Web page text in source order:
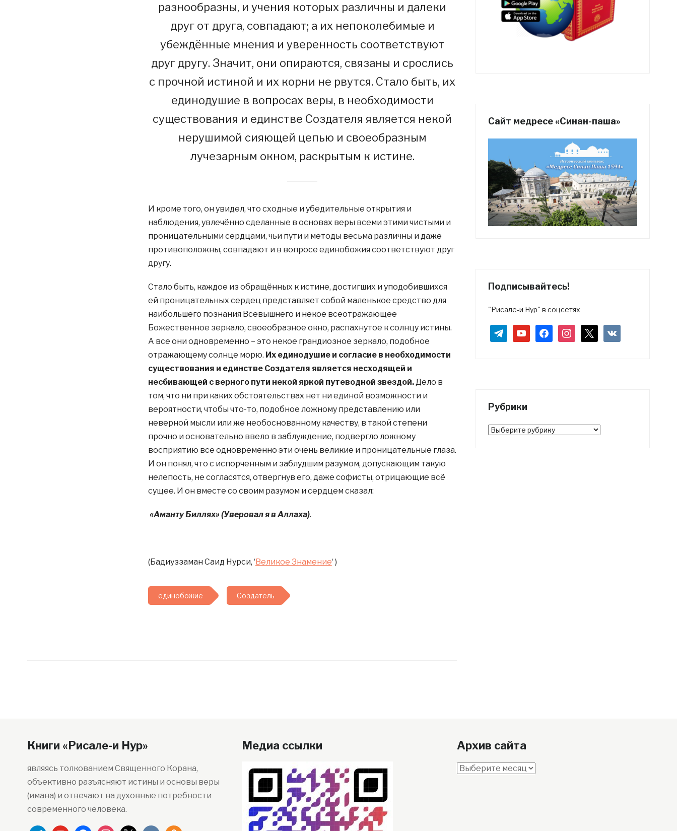
разнообразны, и учения которых различны и далеки
друг от друга, совпадают; а их непоколебимые и
убеждённые мнения и уверенность соответствуют
друг другу. Значит, они опираются, связаны и срослись
с прочной истиной и их корни не рвутся. Стало быть, их
единодушие в вопросах веры, в необходимости
существования и единстве Создателя является некой
нерушимой сияющей цепью и своеобразным
лучезарным окном, раскрытым к истине.
И кроме того, он увидел, что сходные и убедительные открытия и
наблюдения, увлечённо сделанные в основах веры всеми этими чистыми и
проницательными сердцами, чьи пути и методы весьма различны и даже
противоположны, совпадают и в вопросе единобожия соответствуют друг
другу.
Стало быть, каждое из обращённых к истине, достигших и уподобившихся
ей проницательных сердец представляет собой маленькое средство для
наибольшего познания Всевышнего и некое всеотражающее
Божественное зеркало, своеобразное окно, распахнутое к солнцу истины.
А все они одновременно – это некое грандиозное зеркало, подобное
отражающему солнце морю. Их единодушие и согласие в необходимости
существования и единстве Создателя является несходящей и
несбивающей с верного пути некой яркой путеводной звездой.Дело в
том, что ни при каких обстоятельствах нет ни единой возможности и
вероятности, чтобы что-то, подобное ложному представлению или
неверной мысли или же необоснованному качеству, в такой степени
прочно и основательно ввело в заблуждение, подвергло ложному
восприятию все одновременно эти очень великие и проницательные глаза.
И он понял, что с испорченным и заблудшим разумом, допускающим такую
нелепость, не согласятся, отвергнув его, даже софисты, отрицающие всё
сущее. И он вместе со своим разумом и сердцем сказал:
«Аманту Биллях» (Уверовал я в Аллаха).
(Бадиуззаман Саид Нурси, ‘Великое Знамение‘ )
единобожие Создатель
Сайт медресе «Синан-паша»
Подписывайтесь!
"Рисале-и Нур" в соцсетях
telegramyoutubefacebookinstagram vkontakte
Рубрики
Рубрики
Книги «Рисале-и Нур»
являясь толкованием Священного Корана,
объективно разъясняют истины и основы веры
(имана) и отвечают на духовные потребности
современного человека.
Медиа ссылки Архив сайта
Архив